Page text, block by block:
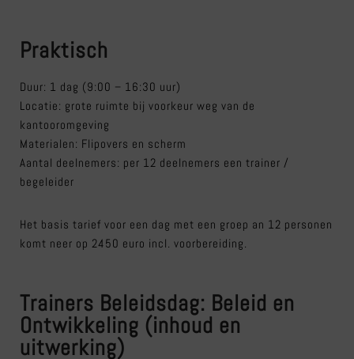
Praktisch
Duur: 1 dag (9:00 – 16:30 uur)
Locatie: grote ruimte bij voorkeur weg van de
kantooromgeving
Materialen: Flipovers en scherm
Aantal deelnemers: per 12 deelnemers een trainer /
begeleider
Het basis tarief voor een dag met een groep an 12 personen
komt neer op 2450 euro incl. voorbereiding.
Trainers Beleidsdag: Beleid en
Ontwikkeling (inhoud en
uitwerking)